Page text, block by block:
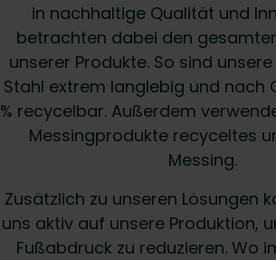
in nachhaltige Qualität und
betrachten dabei den
unserer Produkte. So sind
Stahl extrem langlebig und nach
% recycelbar. Außerdem
Messingprodukte recyceltes
Messing.
Zusätzlich zu unseren Lösungen
uns aktiv auf unsere Produktion,
Fußabdruck zu reduzieren. Wo